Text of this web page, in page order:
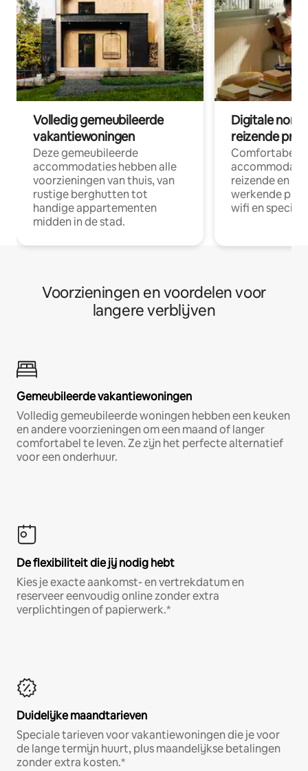
Volledig gemeubileerde
vakantiewoningen
Deze gemeubileerde
accommodaties hebben alle
voorzieningen van thuis, van
rustige berghutten tot
handige appartementen
midden in de stad.
Digitale
reizende
Comfortabele
reizende en
werkende
wifi en
Voorzieningen en voordelen voor
langere verblijven
Gemeubileerde vakantiewoningen
Volledig gemeubileerde woningen hebben een keuken
en andere voorzieningen om een maand of langer
comfortabel te leven. Ze zijn het perfecte alternatief
voor een onderhuur.
De flexibiliteit die jij nodig hebt
Kies je exacte aankomst- en vertrekdatum en
reserveer eenvoudig online zonder extra
verplichtingen of papierwerk.*
Duidelijke maandtarieven
Speciale tarieven voor vakantiewoningen die je voor
de lange termijn huurt, plus maandelijkse betalingen
zonder extra kosten.*